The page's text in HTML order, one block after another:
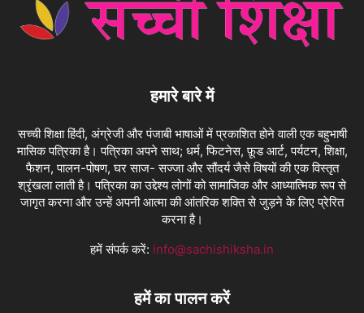
हमारे बारे में
सच्ची शिक्षा हिंदी, अंग्रेजी और पंजाबी भाषाओं में प्रकाशित होने वाली एक बहुभाषी
मासिक पत्रिका है। पत्रिका अपने साथ; धर्म, फिटनेस, फ़ूड आर्ट, पर्यटन, शिक्षा,
फैशन, पालन-पोषण, घर साज- सज्जा और सौंदर्य जैसे विषयों की एक विस्तृत
श्रृंखला लाती है। पत्रिका का उद्देश्य लोगों को सामाजिक और आध्यात्मिक रूप से
जागृत करना और उन्हें अपनी आत्मा की आंतरिक शक्ति से जुड़ने के लिए प्रेरित
करना है।
हमें संपर्क करें: info@sachishiksha.in
हमें का पालन करें